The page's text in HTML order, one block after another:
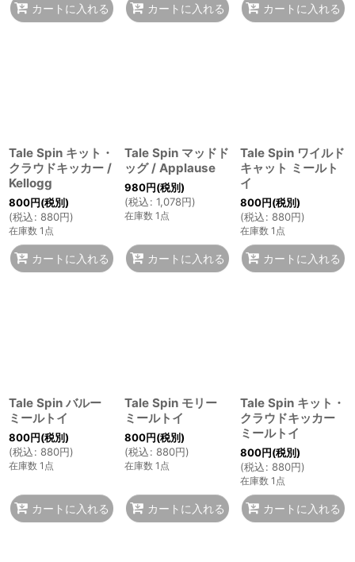
カートに入れる カートに入れる カートに入れる
Tale Spin キット・
クラウドキッカー /
Kellogg
800円(税別)
(税込: 880円)
在庫数 1点
カートに入れる
Tale Spin マッドド
ッグ / Applause
980円(税別)
(税込: 1,078円)
在庫数 1点
カートに入れる
Tale Spin ワイルド
キャット ミールト
イ
800円(税別)
(税込: 880円)
在庫数 1点
カートに入れる
Tale Spin バルー
ミールトイ
800円(税別)
(税込: 880円)
在庫数 1点
カートに入れる
Tale Spin モリー
ミールトイ
800円(税別)
(税込: 880円)
在庫数 1点
カートに入れる
Tale Spin キット・
クラウドキッカー
ミールトイ
800円(税別)
(税込: 880円)
在庫数 1点
カートに入れる